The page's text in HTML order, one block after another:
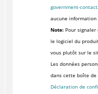
government-contact
aucune
Note:Pour signaler
le logiciel du
vous plutôt sur le
Les données
dans cette boîte de
Déclaration de